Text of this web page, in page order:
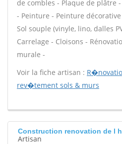
de combles - Plaque de plâtre
- Peinture - Peinture
Sol souple (vinyle, lino, dalles
Carrelage - Cloisons -
murale -
Voir la fiche artisan :
rev�tement sols & murs
Construction renovation de l
Artisan